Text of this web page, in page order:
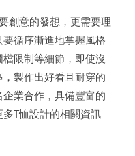
創意的發想，更需要理
循序漸進地掌握風格
限制等細節，即使沒
製作出好看且耐穿的
業合作，具備豐富的
多T恤設計的相關資訊